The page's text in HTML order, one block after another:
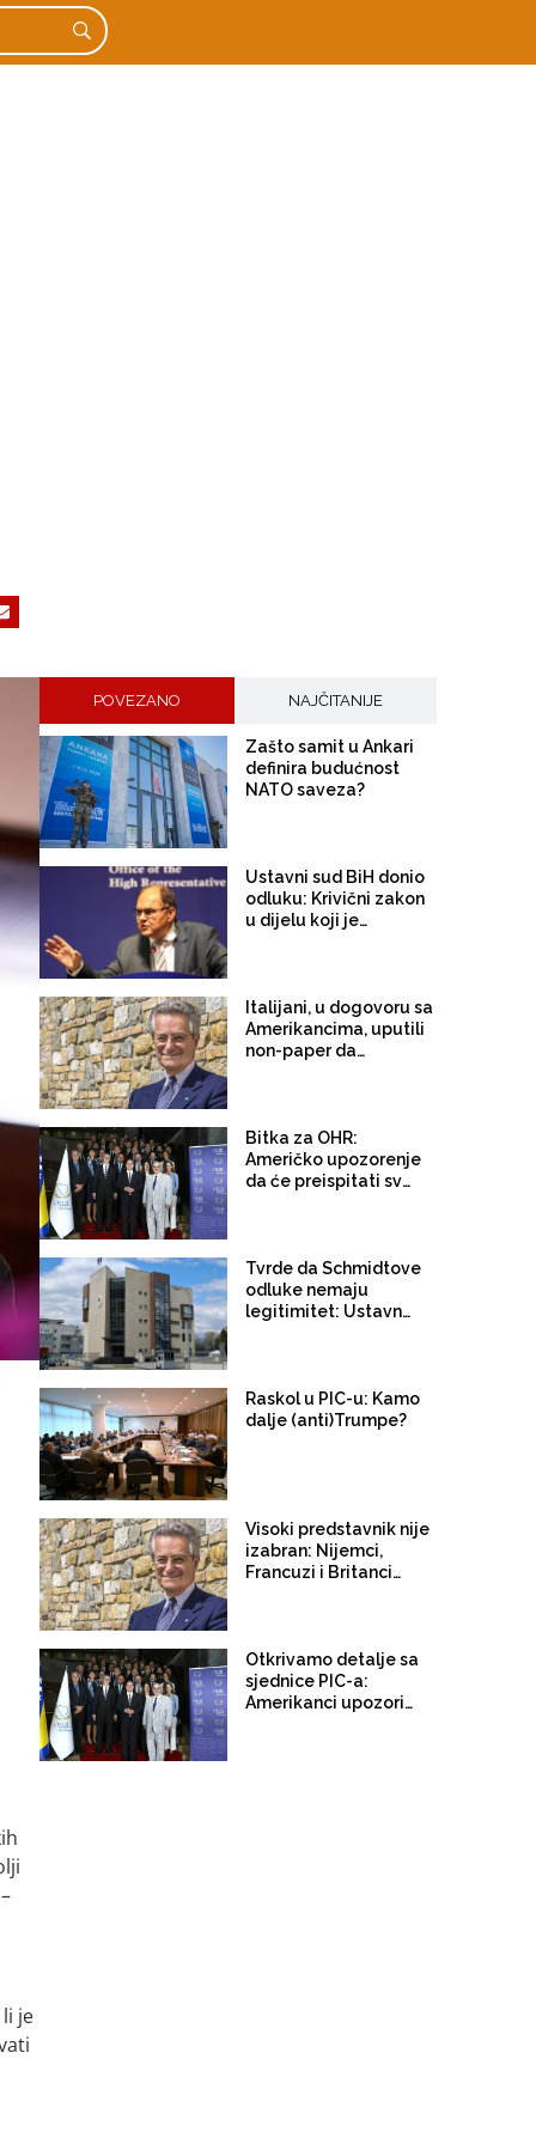
je
POVEZANO NAJČITANIJE
Zašto samit u Ankari
definira budućnost
NATO saveza?
Ustavni sud BiH donio
odluku: Krivični zakon
u dijelu koji je
snositi krivičnu
odgovornost
Italijani, u dogovoru sa
Amerikancima, uputili
non-paper da
visokih predstavnika
dok će Bonske ovlasti
koristiti kao krajnju
Bitka za OHR:
Američko upozorenje
da će preispitati svoju
ostati duže nego što
se mislilo
Tvrde da Schmidtove
odluke nemaju
legitimitet: Ustavni
koristiti svoja široka
ovlaštenja
Raskol u PIC-u: Kamo
dalje (anti)Trumpe?
Visoki predstavnik nije
izabran: Nijemci,
Francuzi i Britanci
Otkrivamo detalje sa
sjednice PIC-a:
Amerikanci upozorili